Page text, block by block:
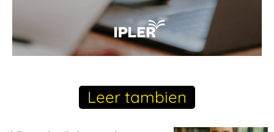
Leer tambien